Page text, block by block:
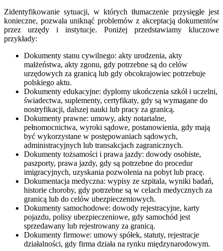
Zidentyfikowanie sytuacji, w których tłumaczenie przysięgłe jest
konieczne, pozwala uniknąć problemów z akceptacją dokumentów
przez urzędy i instytucje. Poniżej przedstawiamy kluczowe
przykłady:
Dokumenty stanu cywilnego: akty urodzenia, akty
małżeństwa, akty zgonu, gdy potrzebne są do celów
urzędowych za granicą lub gdy obcokrajowiec potrzebuje
polskiego aktu.
Dokumenty edukacyjne: dyplomy ukończenia szkół i uczelni,
świadectwa, suplementy, certyfikaty, gdy są wymagane do
nostryfikacji, dalszej nauki lub pracy za granicą.
Dokumenty prawne: umowy, akty notarialne,
pełnomocnictwa, wyroki sądowe, postanowienia, gdy mają
być wykorzystane w postępowaniach sądowych,
administracyjnych lub transakcjach zagranicznych.
Dokumenty tożsamości i prawa jazdy: dowody osobiste,
paszporty, prawa jazdy, gdy są potrzebne do procedur
imigracyjnych, uzyskania pozwolenia na pobyt lub pracę.
Dokumentacja medyczna: wypisy ze szpitala, wyniki badań,
historie choroby, gdy potrzebne są w celach medycznych za
granicą lub do celów ubezpieczeniowych.
Dokumenty samochodowe: dowody rejestracyjne, karty
pojazdu, polisy ubezpieczeniowe, gdy samochód jest
sprzedawany lub rejestrowany za granicą.
Dokumenty firmowe: umowy spółek, statuty, rejestracje
działalności, gdy firma działa na rynku międzynarodowym.